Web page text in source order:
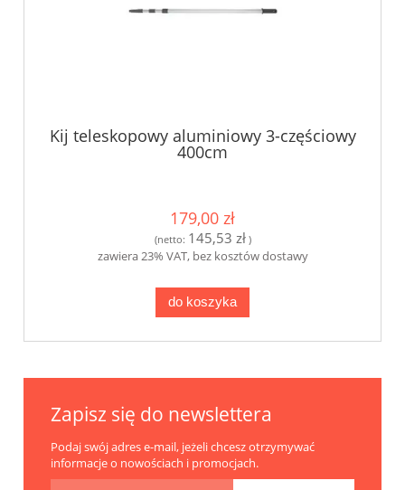
Kij teleskopowy aluminiowy 3-częściowy
400cm
179,00 zł
(netto: 145,53 zł)
zawiera 23% VAT, bez kosztów dostawy
do koszyka
Zapisz się do newslettera
Podaj swój adres e-mail, jeżeli chcesz otrzymywać
informacje o nowościach i promocjach.